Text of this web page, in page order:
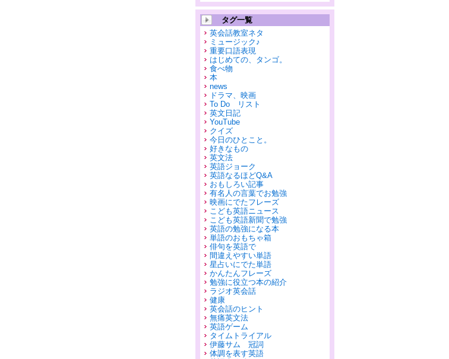
タグ一覧
英会話教室ネタ
ミュージック♪
重要口語表現
はじめての、タンゴ。
食べ物
本
news
ドラマ、映画
To Do リスト
英文日記
YouTube
クイズ
今日のひとこと。
好きなもの
英文法
英語ジョーク
英語なるほどQ&A
おもしろい記事
有名人の言葉でお勉強
映画にでたフレーズ
こども英語ニュース
こども英語新聞で勉強
英語の勉強になる本
単語のおもちゃ箱
俳句を英語で
間違えやすい単語
星占いにでた単語
かんたんフレーズ
勉強に役立つ本の紹介
ラジオ英会話
健康
英会話のヒント
無痛英文法
英語ゲーム
タイムトライアル
伊藤サム 冠詞
体調を表す英語